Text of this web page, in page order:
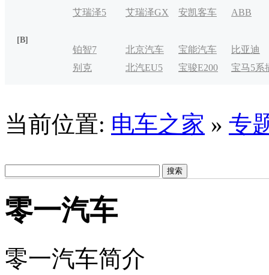
e-tron
艾瑞泽5
艾瑞泽GX 安凯客车 ABB
[B]
铂智7 北京汽车
制造厂
宝能汽车
比亚迪
别克
北汽EU5 宝骏E200 宝马5系
当前位置: 电车之家 » 专
零一汽车
零一汽车简介